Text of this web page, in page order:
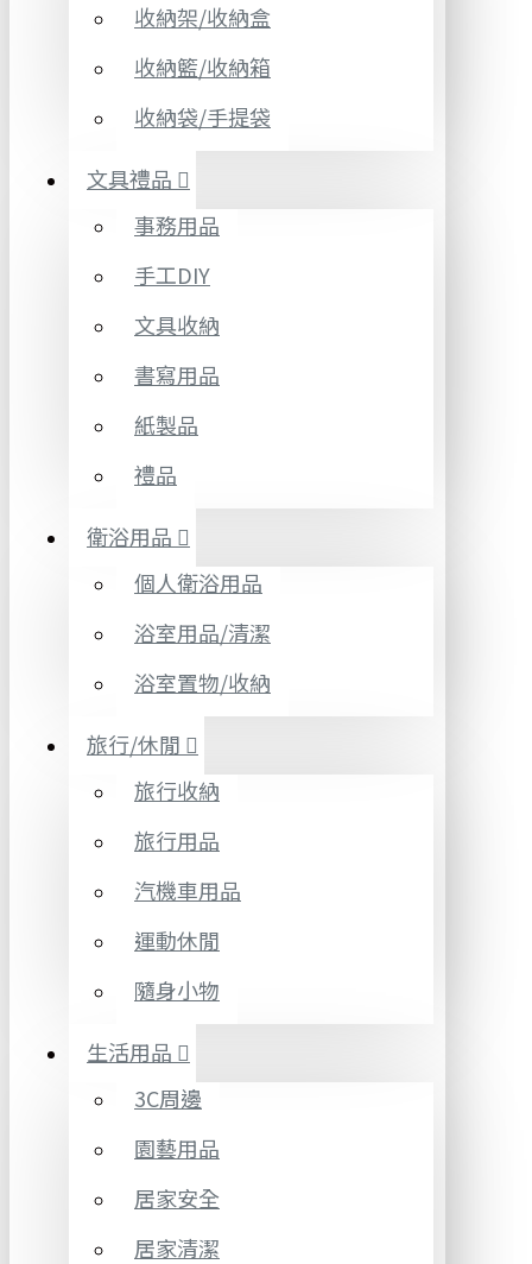
收納架/收納盒
收納籃/收納箱
收納袋/手提袋
文具禮品
事務用品
手工DIY
文具收納
書寫用品
紙製品
禮品
衛浴用品
個人衛浴用品
浴室用品/清潔
浴室置物/收納
旅行/休閒
旅行收納
旅行用品
汽機車用品
運動休閒
隨身小物
生活用品
3C周邊
園藝用品
居家安全
居家清潔